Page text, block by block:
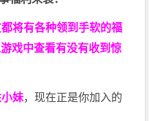
将有各种领到手软的福
戏中查看有没有收到惊
妹，现在正是你加入的